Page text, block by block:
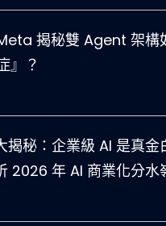
揭秘雙 Agent 架構
』？
秘：企業級 AI 是真金
2026 年 AI 商業化分水